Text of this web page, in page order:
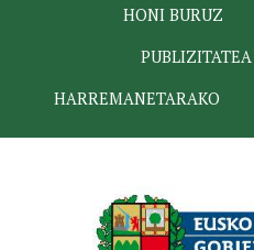
HONI BURUZ
PUBLIZITATEA
HARREMANETARAKO